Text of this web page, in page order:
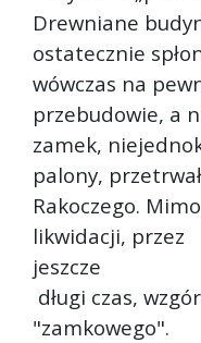
Drewniane
ostatecznie
wówczas na
przebudowie, a
zamek,
palony,
Rakoczego.
likwidacji, przez
jeszcze
długi czas,
"zamkowego".